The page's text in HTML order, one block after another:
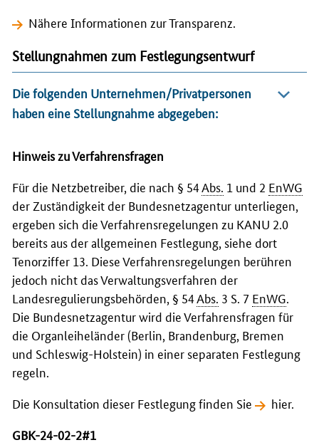
Nähere Informationen zur Transparenz.
Stellungnahmen zum Festlegungsentwurf
Die folgenden Unternehmen/Privatpersonen
haben eine Stellungnahme abgegeben:
Hinweis zu Verfahrensfragen
Für die Netzbetreiber, die nach § 54Abs. 1 und 2 EnWG
der Zuständigkeit der Bundesnetzagentur unterliegen,
ergeben sich die Verfahrensregelungen zu KANU 2.0
bereits aus der allgemeinen Festlegung, siehe dort
Tenorziffer 13. Diese Verfahrensregelungen berühren
jedoch nicht das Verwaltungsverfahren der
Landesregulierungsbehörden, § 54Abs. 3 S. 7 EnWG.
Die Bundesnetzagentur wird die Verfahrensfragen für
die Organleiheländer (Berlin, Brandenburg, Bremen
und Schleswig-Holstein) in einer separaten Festlegung
regeln.
Die Konsultation dieser Festlegung finden Sie
hier.
GBK-24-02-2#1